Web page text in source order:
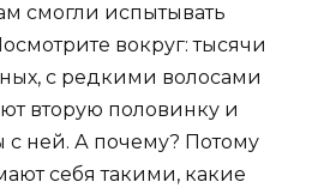
смогли испытывать
вокруг: тысячи
с редкими волосами
вторую половинку и
с ней. А почему? Потому
себя такими, какие